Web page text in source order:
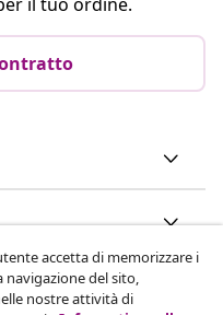
accetta di memorizzare i
del sito,
nostre attività di